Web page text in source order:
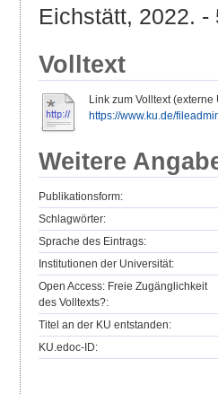
Eichstätt, 2022. -
Volltext
Link zum Volltext (externe
https://www.ku.de/
Weitere
Publikationsform:
Schlagwörter:
Sprache des Eintrags:
Institutionen der Universität:
Open Access: Freie Zugänglichkeit
des Volltexts?:
Titel an der KU entstanden:
KU.edoc-ID: